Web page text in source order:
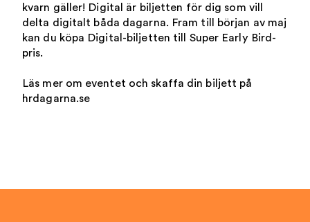
kvarn gäller! Digital är biljetten för dig som vill
delta digitalt båda dagarna. Fram till början av maj
kan du köpa Digital-biljetten till Super Early Bird-
pris.
Läs mer om eventet och skaffa din biljett på
hrdagarna.se